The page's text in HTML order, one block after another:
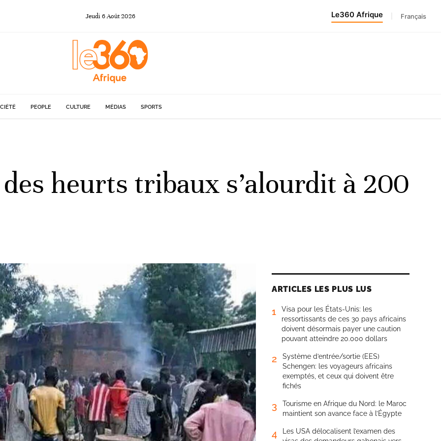
Jeudi 6Août 2026 Le360 Afrique Français
PEOPLE CULTURE MÉDIAS SPORTS
heurts tribaux s’alourdit à 200
ARTICLES LES PLUS LUS
1
Visa pour les États-Unis: les
ressortissants de ces 30 pays africains
doivent désormais payer une caution
pouvant atteindre 20.000 dollars
2
Système d’entrée/sortie (EES)
Schengen: les voyageurs africains
exemptés, et ceux qui doivent être
fichés
3
Tourisme en Afrique du Nord: le Maroc
maintient son avance face à l’Égypte
4
Les USA délocalisent l’examen des